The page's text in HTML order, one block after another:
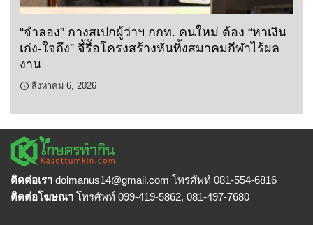
“จำลอง” กางสเปกผู้ว่าฯ กกท. คนใหม่ ต้อง “หาเงิน
เก่ง-ใจถึง” จี้รื้อโครงสร้างหั่นทิ้งสมาคมกีฬาไร้ผล
งาน
สิงหาคม 6, 2026
ติดต่อเรา dolmanus14@gmail.com โทรศัพท์ 081-554-6816
ติดต่อโฆษณา โทรศัพท์ 099-419-5862, 081-497-7680